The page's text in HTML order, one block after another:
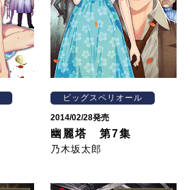
ビッグスペリオール
2014/02/28発売
幽麗塔 第7集
乃木坂太郎